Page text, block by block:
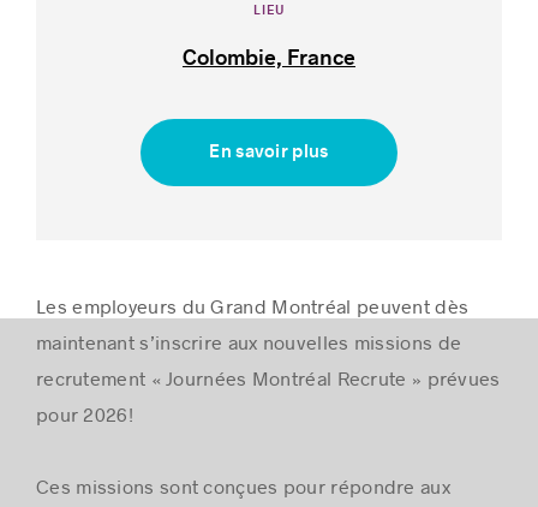
LIEU
Colombie, France
En savoir plus
Les employeurs du Grand Montréal peuvent dès
maintenant s’inscrire aux nouvelles missions de
recrutement « Journées Montréal Recrute » prévues
pour 2026!
Ces missions sont conçues pour répondre aux